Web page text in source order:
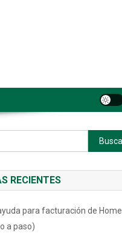
Buscar:
RECIENTES
para facturación de Home
a paso)